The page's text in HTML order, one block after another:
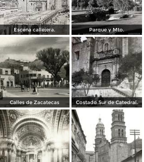
Escena callejera. Parque y Mto.
Calles de Zacatecas Costado Sur de Catedral.